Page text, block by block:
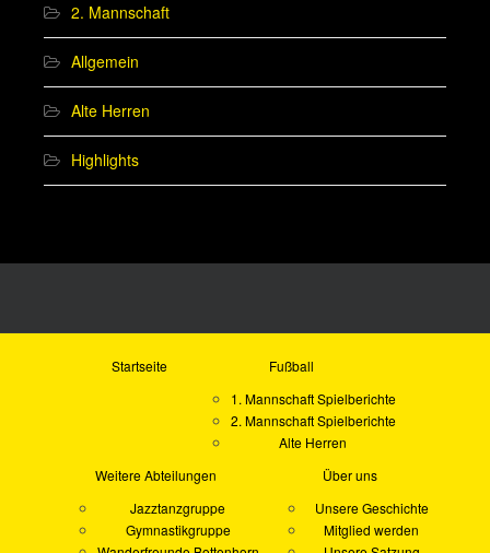
2. Mannschaft
Allgemein
Alte Herren
Highlights
Startseite
Fußball
1. Mannschaft Spielberichte
2. Mannschaft Spielberichte
Alte Herren
Weitere Abteilungen
Jazztanzgruppe
Gymnastikgruppe
Über uns
Unsere Geschichte
Mitglied werden